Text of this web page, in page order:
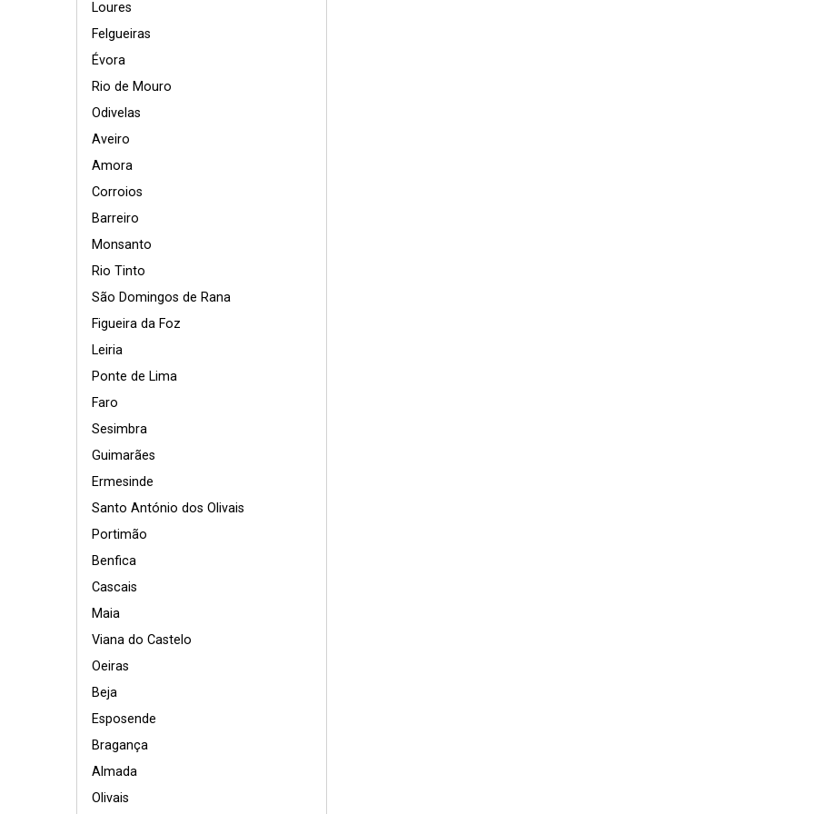
Loures
Felgueiras
Évora
Rio de Mouro
Odivelas
Aveiro
Amora
Corroios
Barreiro
Monsanto
Rio Tinto
São Domingos de Rana
Figueira da Foz
Leiria
Ponte de Lima
Faro
Sesimbra
Guimarães
Ermesinde
Santo António dos Olivais
Portimão
Benfica
Cascais
Maia
Viana do Castelo
Oeiras
Beja
Esposende
Bragança
Almada
Olivais